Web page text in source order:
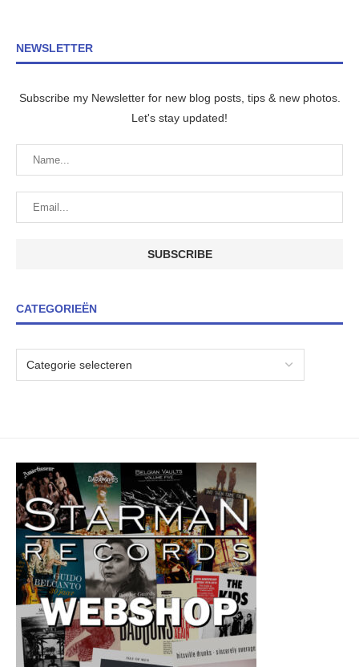
NEWSLETTER
Subscribe my Newsletter for new blog posts, tips & new photos.
Let's stay updated!
CATEGORIEËN